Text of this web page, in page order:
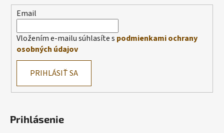
Email
Vložením e-mailu súhlasíte s podmienkami ochrany
osobných údajov
PRIHLÁSIŤ SA
Prihlásenie